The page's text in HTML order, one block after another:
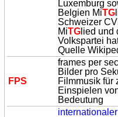
Luxemburg
Belgien MiTG
Schweizer
MiTG lied und
Volkspartei
Quelle
FPS
frames per
Bilder pro
Filmmusik für
Einspielen
Bedeutung